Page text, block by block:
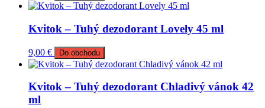
Kvitok – Tuhý dezodorant Lovely 45 ml
9,00 € Do obchodu
Kvitok – Tuhý dezodorant Chladivý vánok 42
ml